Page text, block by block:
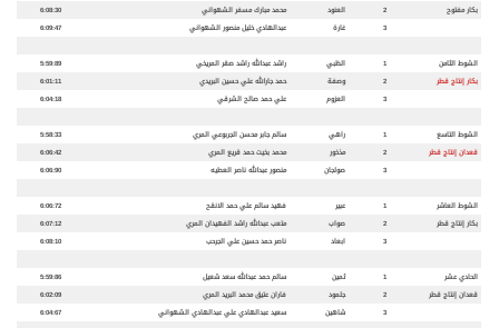
بكار مفتوح
2 العنود محمد مبارك مسفر الشهواني
6:08:30
3
غارة عبدالهادي خليل منصور الشهواني 6:09:47
الشوط الثامن 1 الظبي راشد عبدالله راشد صقر المريخي
5:59:89
بكار إنتاج قطر
2 وصفة حمد جارالله علي حسين البريدي
6:01:11
3
العزوم علي حمد صالح الشرقي 6:04:18
الشوط التاسع 1 راهي سالم جابر محسن الجربوعي المري
5:58:33
قعدان إنتاج قطر
2 مذخور محمد بخيت حمد قريع المري
6:06:42
3
صولجان منصور عبدالله ناصر العطيه 6:06:90
الشوط العاشر 1 عبير فهيد سالم علي حمد الانقح
6:06:72
بكار إنتاج قطر
2 صواب متعب عبدالله راشد الفهيدان المري
6:07:12
3
ابعاد ناصر حمد حسين علي الجرحب 6:08:10
الحادي عشر 1 ثمين سالم حمد عبدالله سعد شعيل
5:59:86
قعدان إنتاج قطر
2 جلمود فاران عتيق محمد البريد المري
6:02:09
3
شاهين سعيد عبدالهادي علي عبدالهادي الشهواني 6:04:67